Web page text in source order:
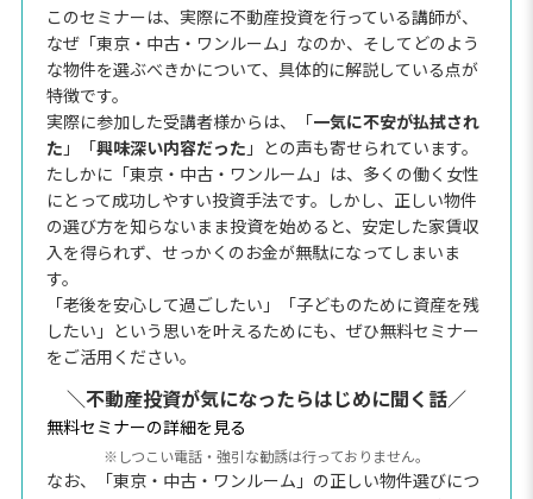
このセミナーは、実際に不動産投資を行っている講師が、
なぜ「東京・中古・ワンルーム」なのか、そしてどのよう
な物件を選ぶべきかについて、具体的に解説している点が
特徴です。
実際に参加した受講者様からは、「一気に不安が払拭され
た 」「興味深い内容だった 」との声も寄せられています。
たしかに「東京・中古・ワンルーム」は、多くの働く女性
にとって成功しやすい投資手法です。しかし、正しい物件
の選び方を知らないまま投資を始めると、安定した家賃収
入を得られず、せっかくのお金が無駄になってしまいま
す。
「老後を安心して過ごしたい」「子どものために資産を残
したい」という思いを叶えるためにも、ぜひ無料セミナー
をご活用ください。
＼不動産投資が気になったらはじめに聞く話／
無料セミナーの詳細を見る
※しつこい電話・強引な勧誘は行っておりません。
なお、「東京・中古・ワンルーム」の正しい物件選びにつ